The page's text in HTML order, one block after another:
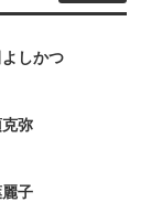
しかつ
弥
子